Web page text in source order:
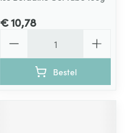
€ 10,78
Bestel